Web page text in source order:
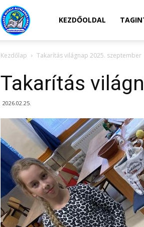
Kazincbarcikai
Pollack
Általános
Iskola
KEZDŐOLDAL
Kezdőlap Takarítás világnap 2025. szeptember
Takarítás
2026.02.25.